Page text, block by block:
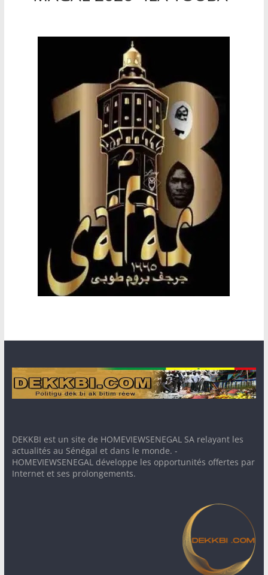
DEKKBI est un site de HOMEVIEWSENEGAL SA relayant les
actualités au Sénégal et dans le monde. -
HOMEVIEWSENEGAL développe les opportunités offertes par
Internet et ses prolongements.